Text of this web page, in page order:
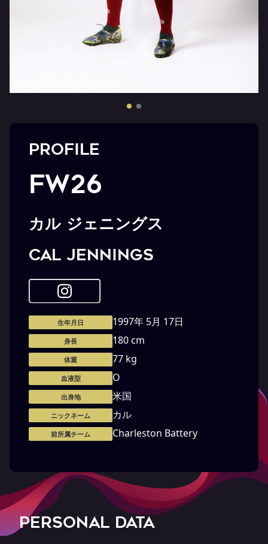
PROFILE
FW26
カル ジェニングス
Cal Jennings
生年月日 1997年 5月 17日
身長 180 cm
体重 77 kg
血液型 O
出身地 米国
ニックネーム カル
前所属チーム Charleston Battery
PERSONAL DATA